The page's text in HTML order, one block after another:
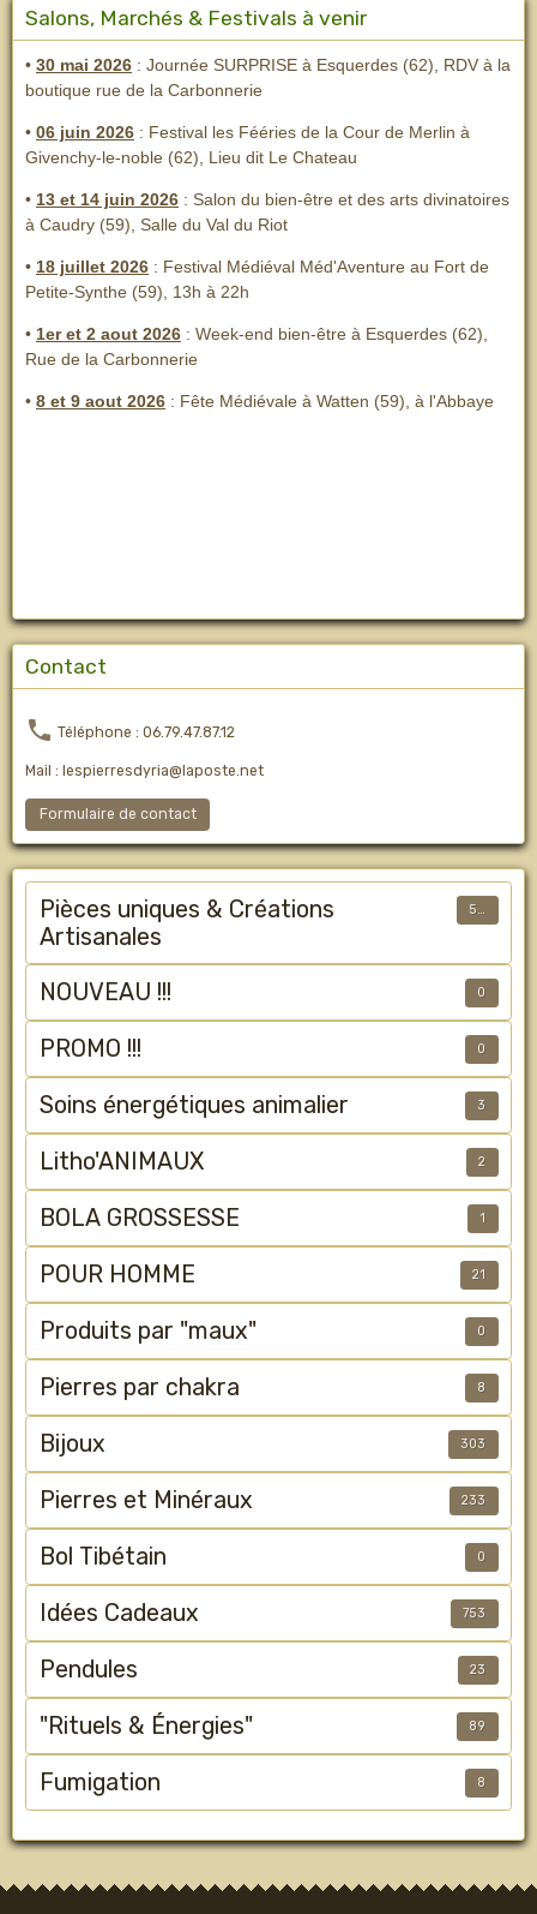
Salons, Marchés & Festivals à venir
• 30 mai 2026 : Journée SURPRISE à Esquerdes (62), RDV à la
boutique rue de la Carbonnerie
• 06 juin 2026 : Festival les Fééries de la Cour de Merlin à
Givenchy-le-noble (62), Lieu dit Le Chateau
• 13 et 14 juin 2026 : Salon du bien-être et des arts divinatoires
à Caudry (59), Salle du Val du Riot
• 18 juillet 2026 : Festival Médiéval Méd'Aventure au Fort de
Petite-Synthe (59), 13h à 22h
• 1er et 2 aout 2026 : Week-end bien-être à Esquerdes (62),
Rue de la Carbonnerie
• 8 et 9 aout 2026 : Fête Médiévale à Watten (59), à l'Abbaye
Contact
Téléphone : 06.79.47.87.12
Mail : lespierresdyria@laposte.net
Formulaire de contact
Pièces uniques & Créations
Artisanales
NOUVEAU !!! 0
PROMO !!! 0
Soins énergétiques animalier 3
Litho'ANIMAUX 2
BOLA GROSSESSE 1
POUR HOMME 21
Produits par "maux" 0
Pierres par chakra 8
Bijoux 303
Pierres et Minéraux 233
Bol Tibétain 0
Idées Cadeaux 753
Pendules 23
"Rituels & Énergies" 89
Fumigation 8